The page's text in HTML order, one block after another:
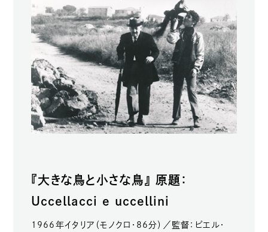
『大きな鳥と小さな鳥』 原題：
Uccellacci e uccellini
1966年イタリア（モノクロ・86分）／監督：ピエル・